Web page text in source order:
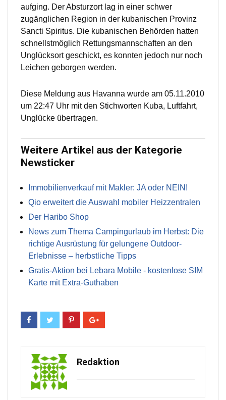
aufging. Der Absturzort lag in einer schwer
zugänglichen Region in der kubanischen Provinz
Sancti Spiritus. Die kubanischen Behörden hatten
schnellstmöglich Rettungsmannschaften an den
Unglücksort geschickt, es konnten jedoch nur noch
Leichen geborgen werden.
Diese Meldung aus Havanna wurde am 05.11.2010
um 22:47 Uhr mit den Stichworten Kuba, Luftfahrt,
Unglücke übertragen.
Weitere Artikel aus der Kategorie
Newsticker
Immobilienverkauf mit Makler: JA oder NEIN!
Qio erweitert die Auswahl mobiler Heizzentralen
Der Haribo Shop
News zum Thema Campingurlaub im Herbst: Die
richtige Ausrüstung für gelungene Outdoor-
Erlebnisse – herbstliche Tipps
Gratis-Aktion bei Lebara Mobile - kostenlose SIM
Karte mit Extra-Guthaben
Redaktion